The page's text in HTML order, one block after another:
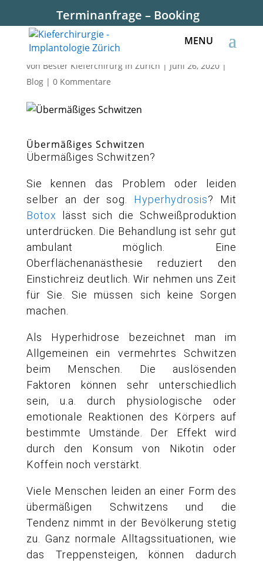
Terminanfrage – Booking
Übermäßiges Schwitzen
von Bester Kieferchirurg in Zürich | Juni 26, 2020|
Blog| 0 Kommentare
Übermäßiges Schwitzen
Übermäßiges Schwitzen?
Sie kennen das Problem oder leiden
selber an der sog. Hyperhydrosis? Mit
Botox lässt sich die Schweißproduktion
unterdrücken. Die Behandlung ist sehr gut
ambulant möglich. Eine
Oberflächenanästhesie reduziert den
Einstichreiz deutlich. Wir nehmen uns Zeit
für Sie. Sie müssen sich keine Sorgen
machen.
Als Hyperhidrose bezeichnet man im
Allgemeinen ein vermehrtes Schwitzen
beim Menschen. Die auslösenden
Faktoren können sehr unterschiedlich
sein, u.a. durch physiologische oder
emotionale Reaktionen des Körpers auf
bestimmte Umstände. Der Effekt wird
durch den Konsum von Nikotin oder
Koffein noch verstärkt.
Viele Menschen leiden an einer Form des
übermäßigen Schwitzens und die
Tendenz nimmt in der Bevölkerung stetig
zu. Ganz normale Alltagssituationen, wie
das Treppensteigen, können dadurch